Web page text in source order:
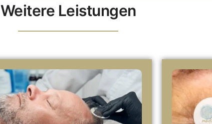
Weitere Leistungen